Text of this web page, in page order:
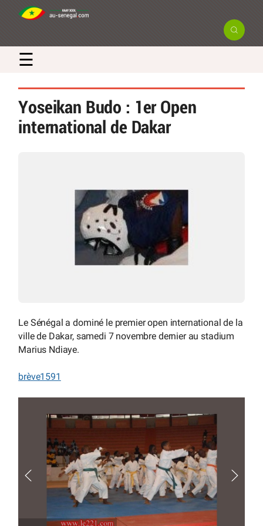
☰
Yoseikan Budo : 1er Open
international de Dakar
Le Sénégal a dominé le premier open international de la
ville de Dakar, samedi 7 novembre dernier au stadium
Marius Ndiaye.
brève1591